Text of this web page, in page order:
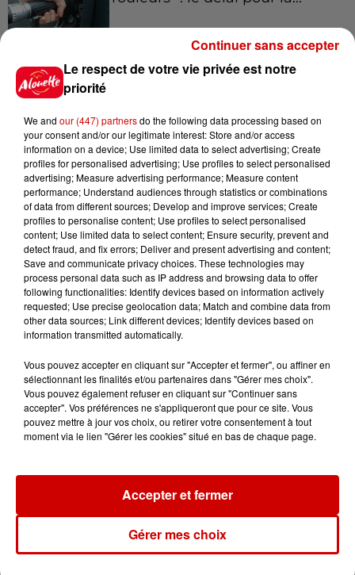
8 août 2026
8 août 2026
Cambriolages : plus de 18 000
logements visités en juillet 2026,
en...
7 août 2026
Pape Léon XIV en France : quel
est son programme ?
Jeux Voir plus
festival Marché Gourmand 2026
à Coulon !
Le respect de votre vie privée est notre
priorité
We and our (447) partnersdo the following data processing based on
your consent and/or our legitimate interest: Store and/or access
information on a device; Use limited data to select advertising; Create
profiles for personalised advertising; Use profiles to select personalised
advertising; Measure advertising performance; Measure content
performance; Understand audiences through statistics or combinations
of data from different sources; Develop and improve services; Create
profiles to personalise content; Use profiles to select personalised
content; Use limited data to select content; Ensure security, prevent and
detect fraud, and fix errors; Deliver and present advertising and content;
Save and communicate privacy choices. These technologies may
process personal data such as IP address and browsing data to offer
following functionalities: Identify devices based on information actively
requested; Use precise geolocation data; Match and combine data from
other data sources; Link different devices; Identify devices based on
information transmitted automatically.
Vous pouvez accepter en cliquant sur "Accepter et fermer", ou affiner en
sélectionnant les finalités et/ou partenaires dans "Gérer mes choix".
Vous pouvez également refuser en cliquant sur "Continuer sans
accepter". Vos préférences ne s'appliqueront que pour ce site. Vous
pouvez mettre à jour vos choix, ou retirer votre consentement à tout
moment via le lien "Gérer les cookies" situé en bas de chaque page.
Gérer mes choix
Accepter et fermer
Continuer sans accepter